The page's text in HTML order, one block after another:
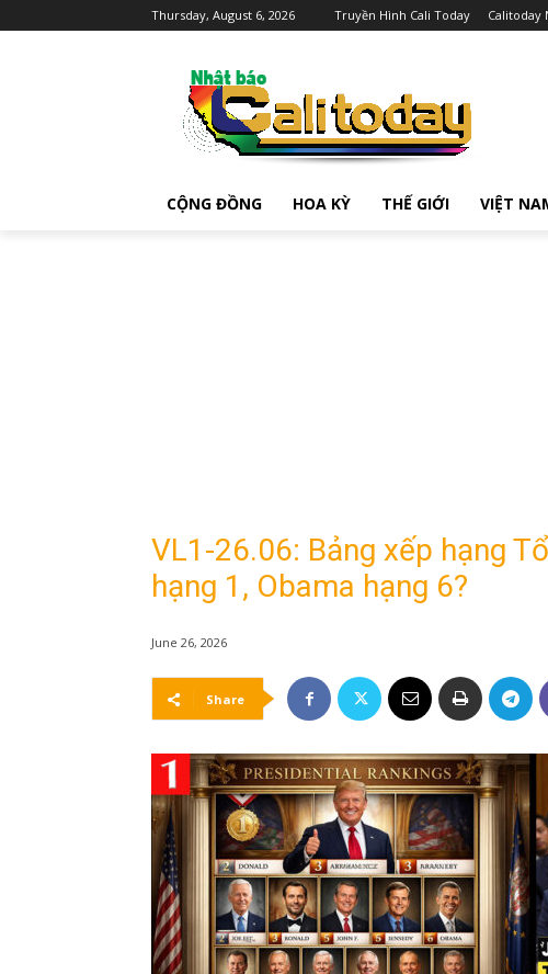
Thursday, August 6, 2026 Truyền Hình Cali Today Calitoday
CỘNG ĐỒNG HOA KỲ THẾ GIỚI VIỆT
VL1-26.06: Bảng xếp hạng
hạng 1, Obama hạng 6?
June 26, 2026
Share